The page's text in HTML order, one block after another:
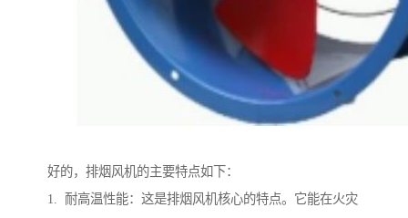
好的，排烟风机的主要特点如下：
1. 耐高温性能：这是排烟风机核心的特点。它能在火灾